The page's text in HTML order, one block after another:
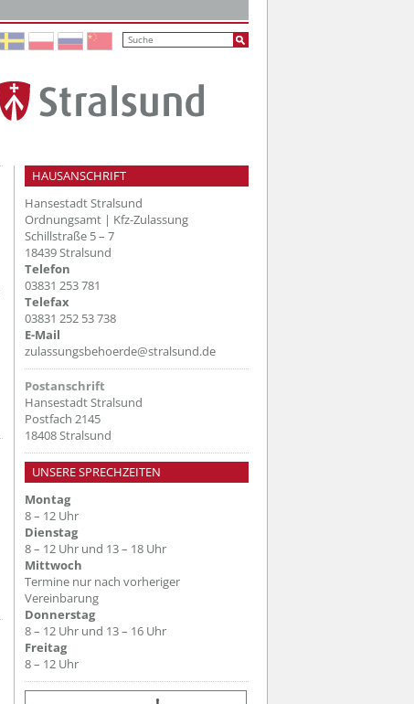
HAUSANSCHRIFT
Hansestadt Stralsund
Ordnungsamt | Kfz-Zulassung
Schillstraße 5 – 7
18439 Stralsund
Telefon
03831 253 781
Telefax
03831 252 53 738
E-Mail
zulassungsbehoerde@stralsund.de
Postanschrift
Hansestadt Stralsund
Postfach 2145
18408 Stralsund
UNSERE SPRECHZEITEN
Montag
8 – 12 Uhr
Dienstag
8 – 12 Uhr und 13 – 18 Uhr
Mittwoch
Termine nur nach vorheriger
Vereinbarung
Donnerstag
8 – 12 Uhr und 13 – 16 Uhr
Freitag
8 – 12 Uhr